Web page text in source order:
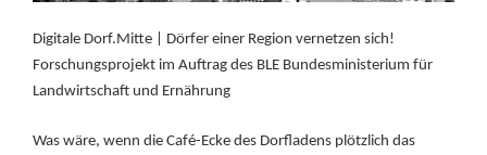
Digitale Dorf.Mitte | Dörfer einer Region vernetzen sich!
Forschungsprojekt im Auftrag des BLE Bundesministerium für
Landwirtschaft und Ernährung
Was wäre, wenn die Café-Ecke des Dorfladens plötzlich das